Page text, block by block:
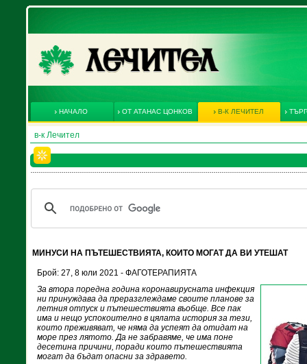
НАЧАЛО ОТ АТАНАС ЦОНКОВ В-К ЛЕЧИТЕЛ
в-к Лечител
МИНУСИ НА ПЪТЕШЕСТВИЯТА, КОИТО МОГАТ ДА ВИ УТЕШАТ
Брой: 27, 8 юли 2021 - ФАГОТЕРАПИЯТА
За втора поредна година коронавирусната инфекция
ни принуждава да преразглеждаме своите планове за
летния отпуск и пътешествията въобще. Все пак
има и нещо успокоително в цялата история за тези,
които преживяват, че няма да успеят да отидат на
море през лятото. Да не забравяме, че има поне
десетина причини, поради които пътешествията
могат да бъдат опасни за здравето.